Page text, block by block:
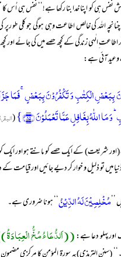
نفس ہی کو اپنا خدا بنا رکھا ہے!‘‘ نفس ہی اُس
اللہ کی خالص اطاعت وہی ہوگی جو کلی طو
اطاعت ِالٰہی زندگی کے کچھ حصے میں کی جائے اور
آئی ہے:
بِبَعۡضِ الۡکِتٰبِ وَ تَکۡفُرُوۡنَ بِبَعۡضٍ ۚ فَمَا
مَا اللّٰہُ بِغَافِلٍ عَمَّا تَعۡمَلُوۡنَ ﴿۸۵﴾}
(
(اور شریعت) کے ایک حصے کو مانتے ہو اور ایک
میں تو ذلیل و خوار کر دیے جائیں اور قیامت
مُخْلِصِیْنَ لَہُ الدِّیْنُ‘‘ ہونا ضروری ہے۔
اور پہلو دعا ہے:((اَلدُّعَاءُ مُخُّ